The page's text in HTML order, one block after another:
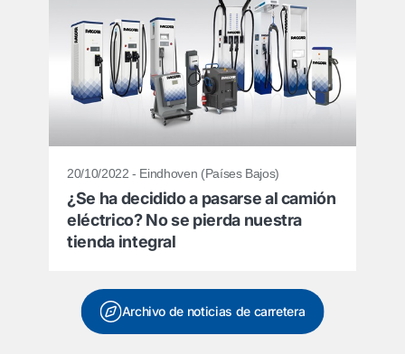
20/10/2022 - Eindhoven (Países Bajos)
¿Se ha decidido a pasarse al camión
eléctrico? No se pierda nuestra
tienda integral
Archivo de noticias de carretera